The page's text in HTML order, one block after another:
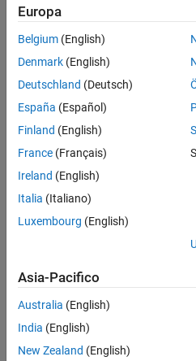
Syntaxes
Version History
Introduced in R2026a
How useful
Europa
Belgium (English)
Denmark (English)
Deutschland (Deutsch)
España (Español)
Finland (English)
France (Français)
Ireland (English)
Italia (Italiano)
Luxembourg (English)
Asia-Pacifico
Australia (English)
India (English)
New Zealand (English)
Centro di fiducia Marchi
Antipirateria
Stato
© 1994-2026 The MathWorks, Inc.